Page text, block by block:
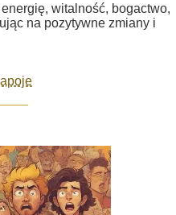
witalność, bogactwo,
na pozytywne zmiany i